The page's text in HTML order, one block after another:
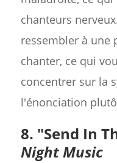
chanteurs
ressembler à une
chanter, ce qui
concentrer sur la
l'énonciation
8. "Send In
Night Music